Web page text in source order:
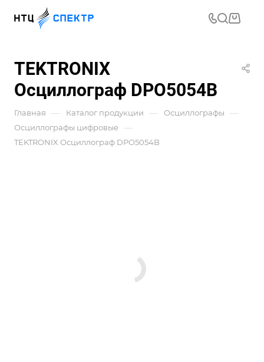
TEKTRONIX
Осциллограф DPO5054B
Главная — Каталог продукции — Осциллографы —
Осциллографы цифровые —
TEKTRONIX Осциллограф DPO5054B